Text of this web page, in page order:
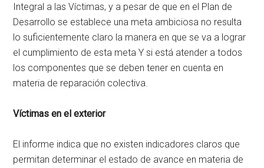
Integral a las Víctimas, y a pesar de que en el Plan de
Desarrollo se establece una meta ambiciosa no resulta
lo suficientemente claro la manera en que se va a lograr
el cumplimiento de esta meta Y si está atender a todos
los componentes que se deben tener en cuenta en
materia de reparación colectiva.
Víctimas en el exterior
El informe indica que no existen indicadores claros que
permitan determinar el estado de avance en materia de